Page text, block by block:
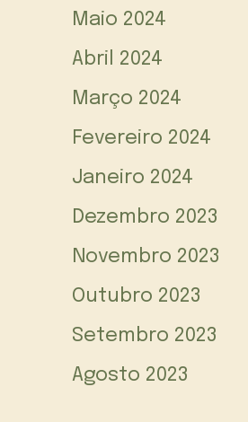
Maio 2024
Abril 2024
Março 2024
Fevereiro 2024
Janeiro 2024
Dezembro 2023
Novembro 2023
Outubro 2023
Setembro 2023
Agosto 2023